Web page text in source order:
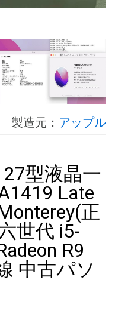
製造元： アップル
型液晶一
Late
正
世代 i5-
R9
中古パソ